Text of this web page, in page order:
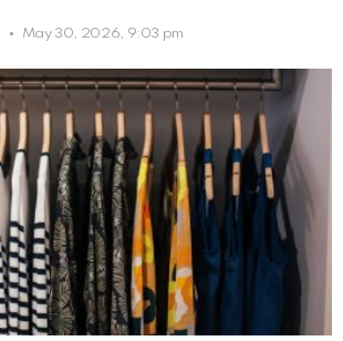
May 30, 2026, 9:03 pm